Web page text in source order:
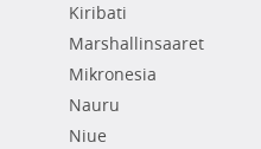
Kiribati
Marshallinsaaret
Mikronesia
Nauru
Niue